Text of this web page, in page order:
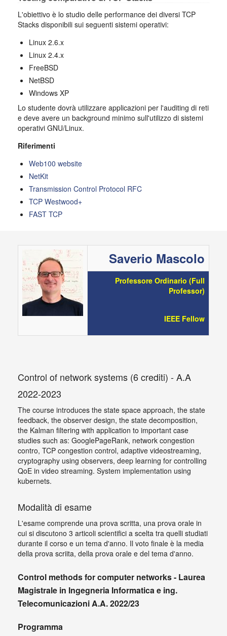
L'obiettivo è lo studio delle performance dei diversi TCP
Stacks disponibili sui seguenti sistemi operativi:
Linux 2.6.x
Linux 2.4.x
FreeBSD
NetBSD
Windows XP
Lo studente dovrà utilizzare applicazioni per l'auditing di reti
e deve avere un background minimo sull'utilizzo di sistemi
operativi GNU/Linux.
Riferimenti
Web100 website
NetKit
Transmission Control Protocol RFC
TCP Westwood+
FAST TCP
Saverio Mascolo
Professore Ordinario (Full
Professor)
IEEE Fellow
Control of network systems (6 crediti) - A.A
2022-2023
The course introduces the state space approach, the state
feedback, the observer design, the state decomposition,
the Kalman filtering with application to important case
studies such as: GooglePageRank, network congestion
contro, TCP congestion control, adaptive videostreaming,
cryptography using observers, deep learning for controlling
QoE in video streaming. System implementation using
kubernets.
Modalità di esame
L'esame comprende una prova scritta, una prova orale in
cui si discutono 3 articoli scientifici a scelta tra quelli studiati
durante il corso e un tema d'anno. Il voto finale è la media
della prova scriita, della prova orale e del tema d'anno.
Control methods for computer networks - Laurea
Magistrale in Ingegneria Informatica e ing.
Telecomunicazioni A.A. 2022/23
Programma